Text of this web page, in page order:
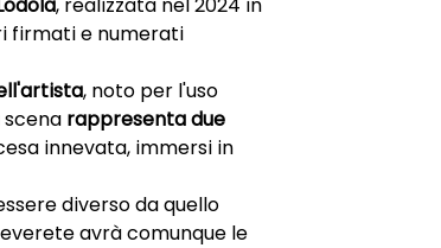
firmati e numerati
, noto per l'uso
scena rappresenta due
innevata, immersi in
diverso da quello
avrà comunque le